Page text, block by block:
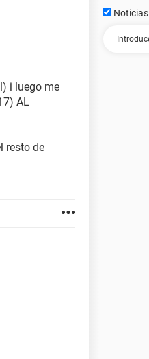
i luego me
AL
resto de
Noticias